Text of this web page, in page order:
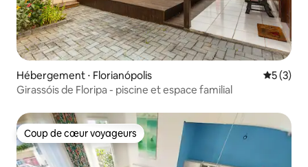
Hébergement ⋅ Florianópolis
5 (3)
Girassóis de Floripa - piscine et espace familial
Coup de cœur voyageurs
Coup de cœur voyageurs